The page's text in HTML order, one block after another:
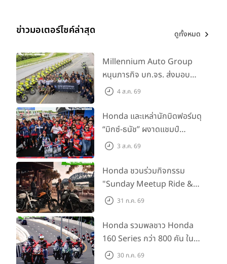
ข่าวมอเตอร์ไซค์ล่าสุด ดูทั้งหมด
Millennium Auto Group
หนุนภารกิจ บก.จร. ส่งมอบ
BMW R 1300 GS และ F 900
พร้อม ยกระดับทักษะการขับขี่
เสริมศักยภาพตำรวจจราจร
4 ส.ค. 69
Honda และเหล่านักบิดฟอร์มดุ
“มิกซ์-ธนัช” ผงาดแชมป์
SS600 2 สนามติด “ข้าวกล้อง”
สนาม 2
3 ส.ค. 69
Honda ชวนร่วมกิจกรรม
"Sunday Meetup Ride &
Soul" จิบกาแฟ พูดคุย แลก
กัน 16 ส.ค. นี้
31 ก.ค. 69
Honda รวมพลชาว Honda
160 Series กว่า 800 คัน ใน
งาน “THE ONE-SIXTI-ER ตัว
30 ก.ค. 69